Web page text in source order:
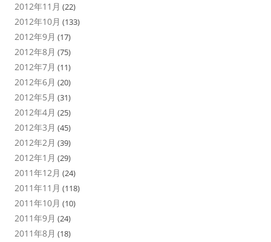
2012年11月 (22)
2012年10月 (133)
2012年9月 (17)
2012年8月 (75)
2012年7月 (11)
2012年6月 (20)
2012年5月 (31)
2012年4月 (25)
2012年3月 (45)
2012年2月 (39)
2012年1月 (29)
2011年12月 (24)
2011年11月 (118)
2011年10月 (10)
2011年9月 (24)
2011年8月 (18)